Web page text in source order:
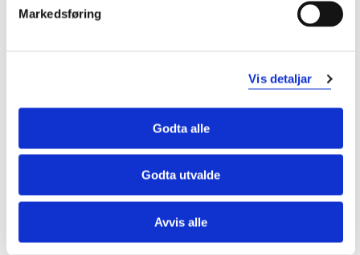
Markedsføring
Vis detaljar
Godta alle
Godta utvalde
Avvis alle
- Kan reflektera rundt eiga fagleg utøving i eit HMS-
Studenten:
- Har innsikt i relevante faglege og etiske
problemstillingar knytt til HMS-arbeid.
- Kan formidla sentralt fagstoff som teoriar og